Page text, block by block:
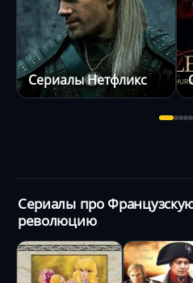
Сериалы Нетфликс
Сериалы про
революцию